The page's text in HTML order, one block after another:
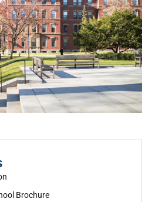
Brochure